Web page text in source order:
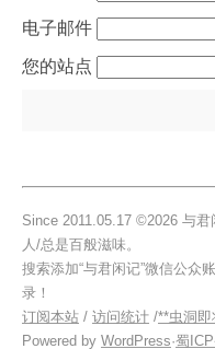
电子邮件
站点
Since 2011.05.17 ©2026 与
人/总是百般滋味。
搜索添加“与君闲记”微信公众
录！
订阅本站 / 访问统计 /**虫洞
Powered by WordPress·蜀